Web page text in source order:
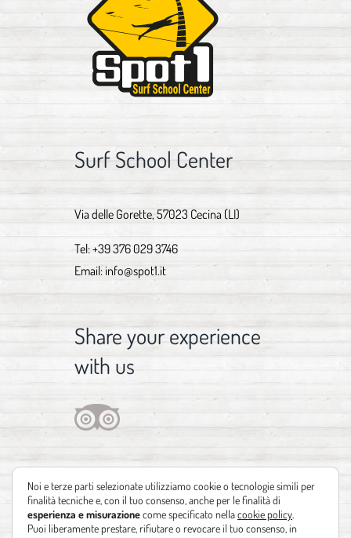
Surf School Center
Via delle Gorette, 57023 Cecina (LI)
Tel:+39 376 029 3746
Email: info@spot1.it
Share your experience
with us
Noi e terze parti selezionate utilizziamo cookie o tecnologie simili per
finalità tecniche e, con il tuo consenso, anche per le finalità di
esperienza e misurazionecome specificato nellacookie policy
Puoi liberamente prestare, rifiutare o revocare il tuo consenso, in